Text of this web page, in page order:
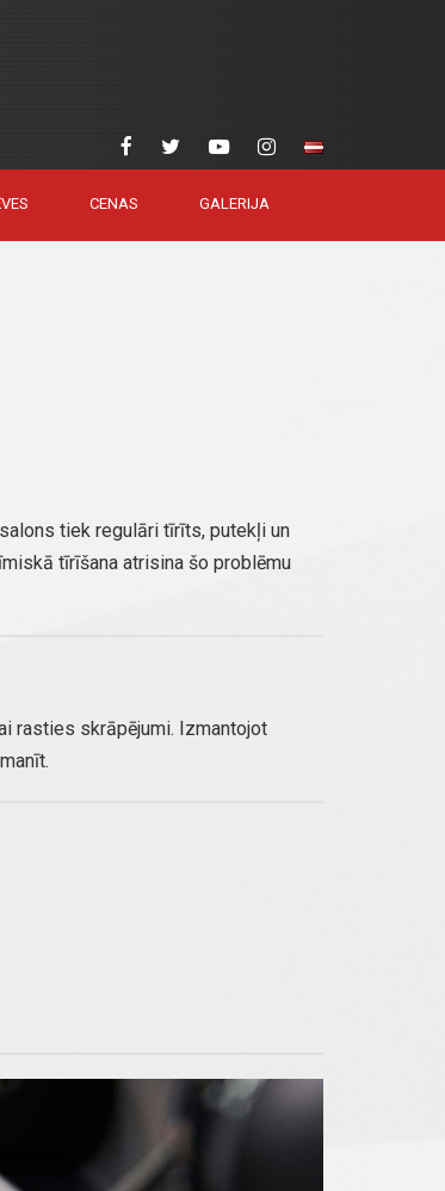
CENAS GALERIJA
tiek regulāri tīrīts, putekļi un
tīrīšana atrisina šo problēmu
rasties skrāpējumi. Izmantojot